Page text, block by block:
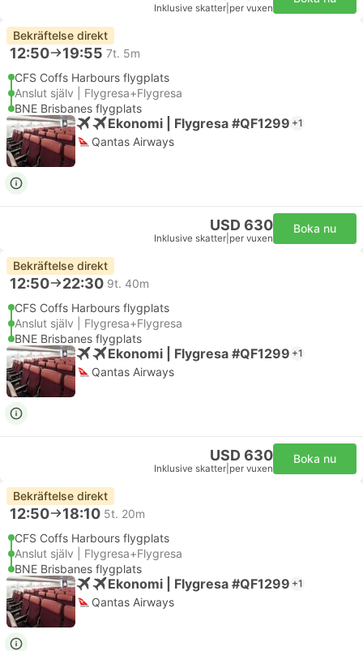
Inklusive skatter per vuxen
Bekräftelse direkt
12:50 19:55 7t. 5m
CFS Coffs Harbours flygplats
Anslut själv | Flygresa+Flygresa
BNE Brisbanes flygplats
Ekonomi | Flygresa #QF1299 +1
Qantas Airways
USD 630
Inklusive skatter per vuxen
Boka nu
Bekräftelse direkt
12:50 22:30 9t. 40m
CFS Coffs Harbours flygplats
Anslut själv | Flygresa+Flygresa
BNE Brisbanes flygplats
Ekonomi | Flygresa #QF1299 +1
Qantas Airways
USD 630
Inklusive skatter per vuxen
Boka nu
Bekräftelse direkt
12:50 18:10 5t. 20m
CFS Coffs Harbours flygplats
Anslut själv | Flygresa+Flygresa
BNE Brisbanes flygplats
Ekonomi | Flygresa #QF1299 +1
Qantas Airways